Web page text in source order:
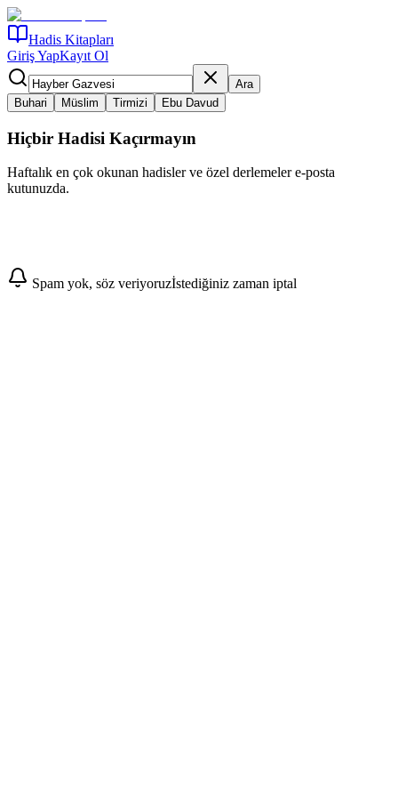
Hadis Kitapları
Giriş YapKayıt Ol
Ara
Buhari
Müslim Tirmizi Ebu Davud
Hiçbir Hadisi Kaçırmayın
Haftalık en çok okunan hadisler ve özel derlemeler e-posta
kutunuzda.
Abone Ol
Spam yok, söz veriyoruzİstediğiniz zaman iptal